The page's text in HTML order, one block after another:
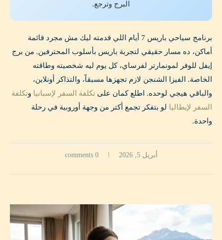
البرج وترجع.
برنامج سياحي باريس 7 أيام اللي قدمته ليك مش مجرد قائمة
أماكن، ده مسار حقيقي لتجربة باريس بأسلوب المحترفين. من برج
إيفل للوفر لمونمارتر لفرساي، كل يوم ليه شخصيته وطاقته
الخاصة. الفيزا الشنجن لازم تجهزها مسبقاً، والتذاكر أونلاين،
والباقي هيجي لوحده. اطلع كمان على تكلفة السفر لإسبانيا وتكلفة
السفر لإيطاليا لو بتفكر تجمع أكتر من وجهة أوروبية في رحلة
واحدة.
أبريل 5, 2026 0 comments